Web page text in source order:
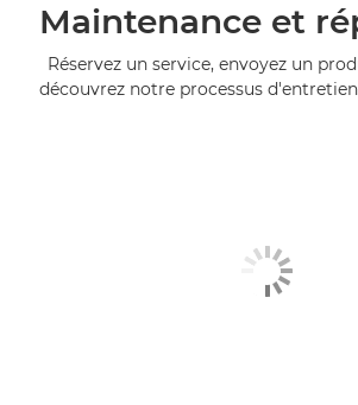
Maintenance et
Réservez un service, envoyez un
découvrez notre processus